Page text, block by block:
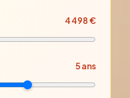
4 498€
5ans